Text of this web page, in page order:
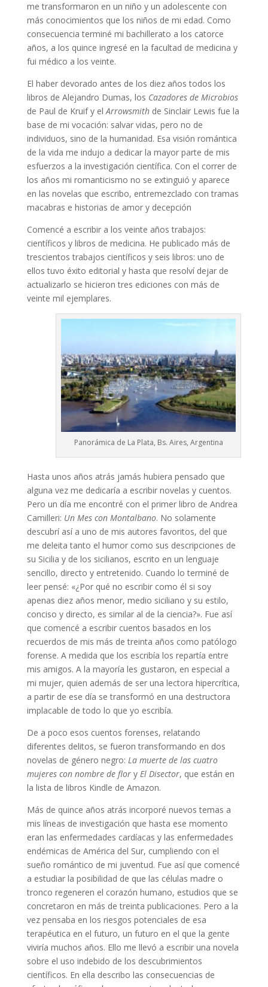
me transformaron en un niño y un adolescente con
más conocimientos que los niños de mi edad. Como
consecuencia terminé mi bachillerato a los catorce
años, a los quince ingresé en la facultad de medicina y
fui médico a los veinte.
El haber devorado antes de los diez años todos los
libros de Alejandro Dumas, los Cazadores de Microbios
de Paul de Kruif y elArrowsmithde Sinclair Lewis fue la
base de mi vocación: salvar vidas, pero no de
individuos, sino de la humanidad. Esa visión romántica
de la vida me indujo a dedicar la mayor parte de mis
esfuerzos a la investigación científica. Con el correr de
los años mi romanticismo no se extinguió y aparece
en las novelas que escribo, entremezclado con tramas
macabras e historias de amor y decepción
Comencé a escribir a los veinte años trabajos:
científicos y libros de medicina. He publicado más de
trescientos trabajos científicos y seis libros: uno de
ellos tuvo éxito editorial y hasta que resolví dejar de
actualizarlo se hicieron tres ediciones con más de
veinte mil ejemplares.
Panorámica de La Plata, Bs. Aires, Argentina
Hasta unos años atrás jamás hubiera pensado que
alguna vez me dedicaría a escribir novelas y cuentos.
Pero un día me encontré con el primer libro de Andrea
Camilleri: Un Mes con Montalbano. No solamente
descubrí así a uno de mis autores favoritos, del que
me deleita tanto el humor como sus descripciones de
su Sicilia y de los sicilianos, escrito en un lenguaje
sencillo, directo y entretenido. Cuando lo terminé de
leer pensé: «¿Por qué no escribir como él si soy
apenas diez años menor, medio siciliano y su estilo,
conciso y directo, es similar al de la ciencia?». Fue así
que comencé a escribir cuentos basados en los
recuerdos de mis más de treinta años como patólogo
forense. A medida que los escribía los repartía entre
mis amigos. A la mayoría les gustaron, en especial a
mi mujer, quien además de ser una lectora hipercrítica,
a partir de ese día se transformó en una destructora
implacable de todo lo que yo escribía.
De a poco esos cuentos forenses, relatando
diferentes delitos, se fueron transformando en dos
novelas de género negro: La muerte de las cuatro
mujeres con nombre de flory El Disector, que están en
la lista de libros Kindle de Amazon.
Más de quince años atrás incorporé nuevos temas a
mis líneas de investigación que hasta ese momento
eran las enfermedades cardíacas y las enfermedades
endémicas de América del Sur, cumpliendo con el
sueño romántico de mi juventud. Fue así que comencé
a estudiar la posibilidad de que las células madre o
tronco regeneren el corazón humano, estudios que se
concretaron en más de treinta publicaciones. Pero a la
vez pensaba en los riesgos potenciales de esa
terapéutica en el futuro, un futuro en el que la gente
viviría muchos años. Ello me llevó a escribir una novela
sobre el uso indebido de los descubrimientos
científicos. En ella describo las consecuencias de